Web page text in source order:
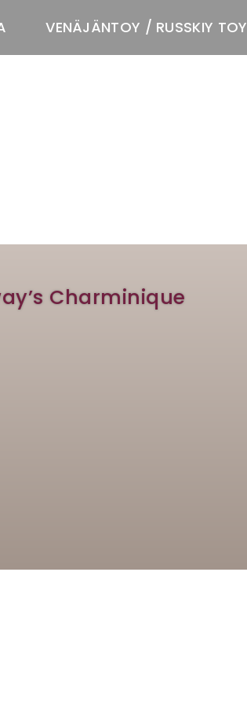
VENÄJÄNTOY / RUSSKIY TOY
Charminique